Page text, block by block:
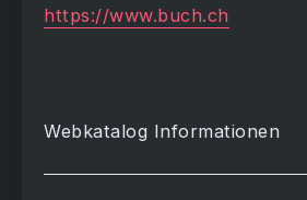
https://www.buch.ch
Webkatalog Informationen